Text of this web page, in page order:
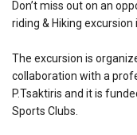
Don’t miss out on an
riding & Hiking excursion
The excursion is
collaboration with a
P.Tsaktiris and it is
Sports Clubs.